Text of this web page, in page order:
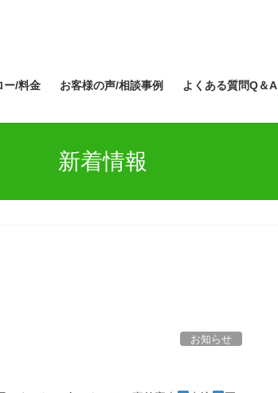
ー/料金 お客様の声/相談事例 よくある質問Q＆A
新着情報
お知らせ